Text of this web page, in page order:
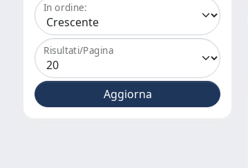
In ordine:
Risultati/Pagina